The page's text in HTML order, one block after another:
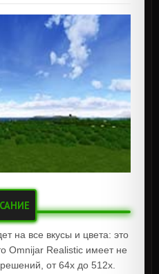
на все вкусы и цвета: это
Omnijar Realistic имеет не
от 64x до 512x.